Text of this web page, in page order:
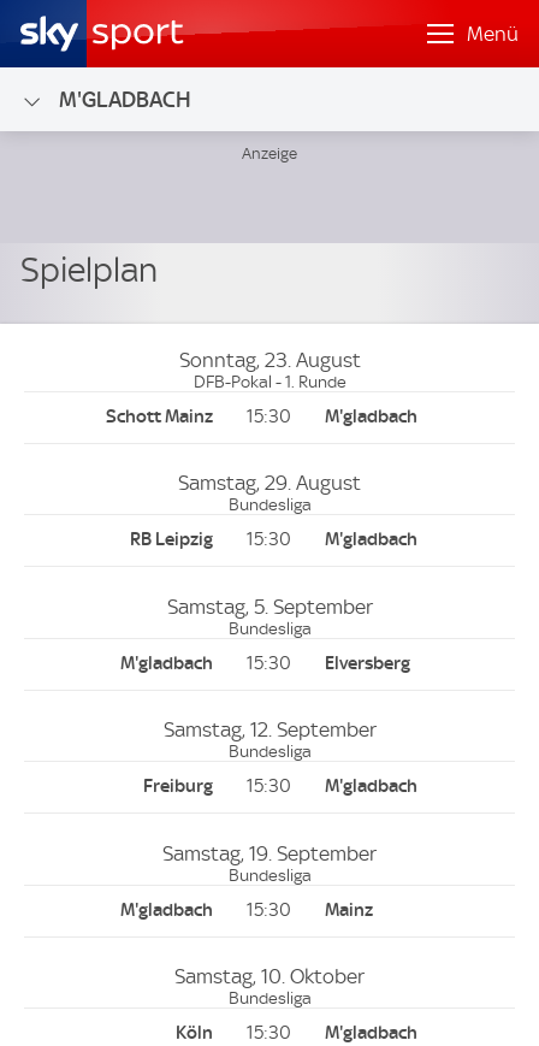
Menü
M'GLADBACH
Sonntag, 23. August
DFB-Pokal - 1. Runde
15:30
Samstag, 29. August
Bundesliga
15:30
Samstag, 5. September
Bundesliga
15:30
Samstag, 12. September
Bundesliga
15:30
Samstag, 19. September
Bundesliga
15:30
Samstag, 10. Oktober
Bundesliga
15:30